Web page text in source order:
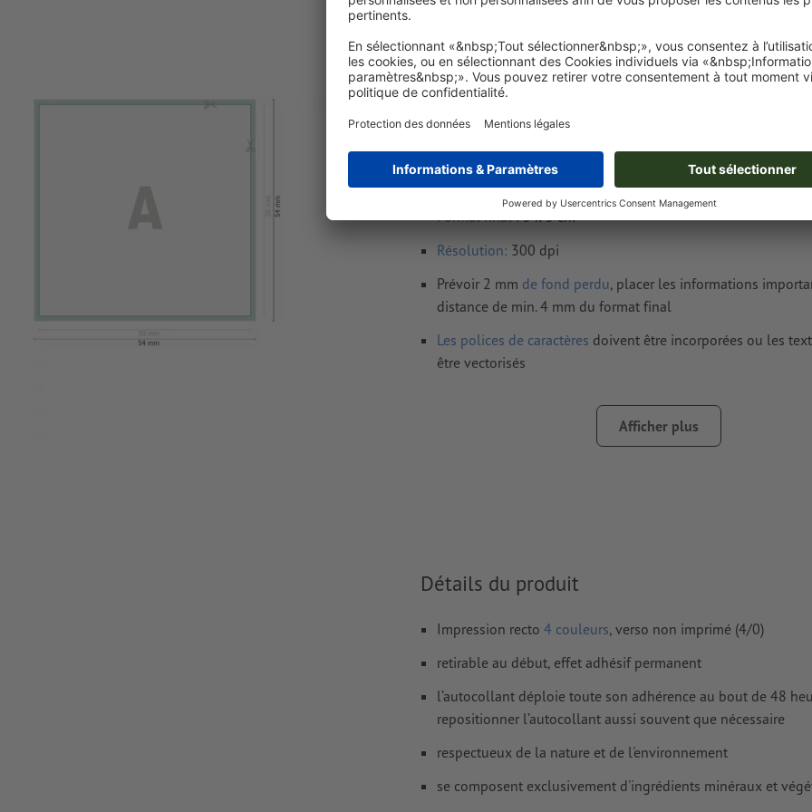
Poids: env.53 g
Autocollants repositionnables 48h, 5,0 x 5,0
Format de données(incl. 2 mm fond perdu) : 5,4 x 5,4 cm
Format final: 5 x 5 cm
Résolution: 300 dpi
Prévoir 2 mm de fond perdu, placer les informations
distance de min. 4 mm du format final
Les polices de caractères doivent être incorporées ou les
être vectorisés
FOGRA52 (PSO Uncoated v3 FOGRA52) pour les papiers non
fautes d'orthographe et de syntaxe
Le contenu deschamps de formulaire
Comment créer correctement des fichiers d'impression?
Afficher plus
Détails du produit
Impression recto 4 couleurs, verso non imprimé (4/0)
retirable au début, effet adhésif permanent
l’autocollant déploie toute son adhérence au bout de 48
repositionner l’autocollant aussi souvent que nécessaire
respectueux de la nature et de l'environnement
se composent exclusivement d'ingrédients minéraux et